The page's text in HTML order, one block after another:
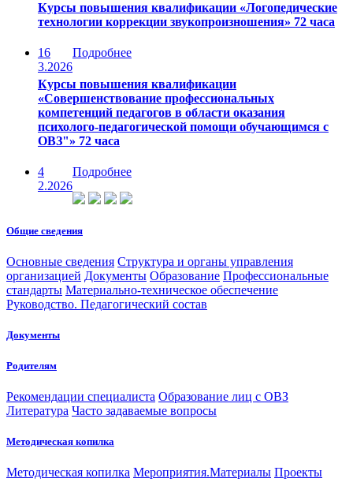
Курсы повышения квалификации «Логопедические
технологии коррекции звукопроизношения» 72 часа
16
3.2026
Подробнее
Курсы повышения квалификации
«Совершенствование профессиональных
компетенций педагогов в области оказания
психолого-педагогической помощи обучающимся с
ОВЗ"» 72 часа
4
2.2026
Подробнее
Общие сведения
Основные сведения Структура и органы управления
организацией Документы Образование Профессиональные
стандарты Материально-техническое обеспечение
Руководство. Педагогический состав
Документы
Родителям
Рекомендации специалиста Образование лиц с ОВЗ
Литература Часто задаваемые вопросы
Методическая копилка
Методическая копилка Мероприятия.Материалы Проекты